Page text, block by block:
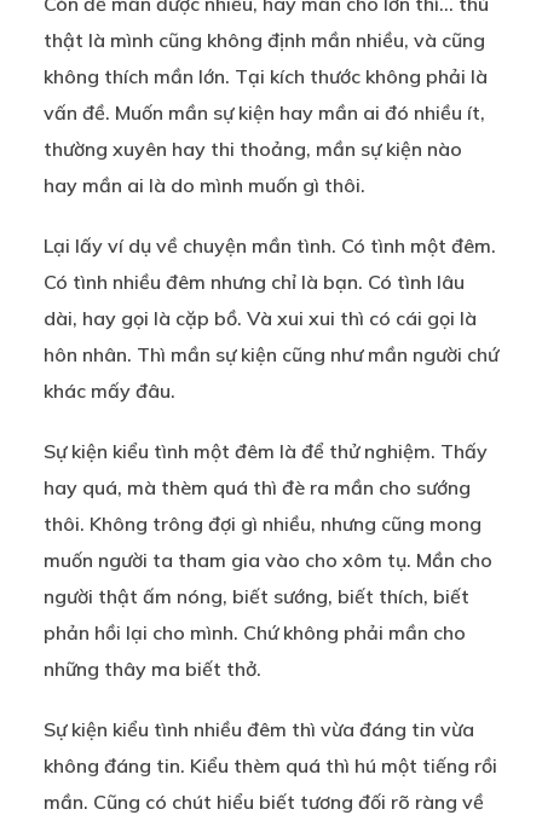
thật là mình cũng không định mần nhiều, và cũng
không thích mần lớn. Tại kích thước không phải là
vấn đề. Muốn mần sự kiện hay mần ai đó nhiều ít,
thường xuyên hay thi thoảng, mần sự kiện nào
hay mần ai là do mình muốn gì thôi.
Lại lấy ví dụ về chuyện mần tình. Có tình một đêm.
Có tình nhiều đêm nhưng chỉ là bạn. Có tình lâu
dài, hay gọi là cặp bồ. Và xui xui thì có cái gọi là
hôn nhân. Thì mần sự kiện cũng như mần người chứ
khác mấy đâu.
Sự kiện kiểu tình một đêm là để thử nghiệm. Thấy
hay quá, mà thèm quá thì đè ra mần cho sướng
thôi. Không trông đợi gì nhiều, nhưng cũng mong
muốn người ta tham gia vào cho xôm tụ. Mần cho
người thật ấm nóng, biết sướng, biết thích, biết
phản hồi lại cho mình. Chứ không phải mần cho
những thây ma biết thở.
Sự kiện kiểu tình nhiều đêm thì vừa đáng tin vừa
không đáng tin. Kiểu thèm quá thì hú một tiếng rồi
mần. Cũng có chút hiểu biết tương đối rõ ràng về